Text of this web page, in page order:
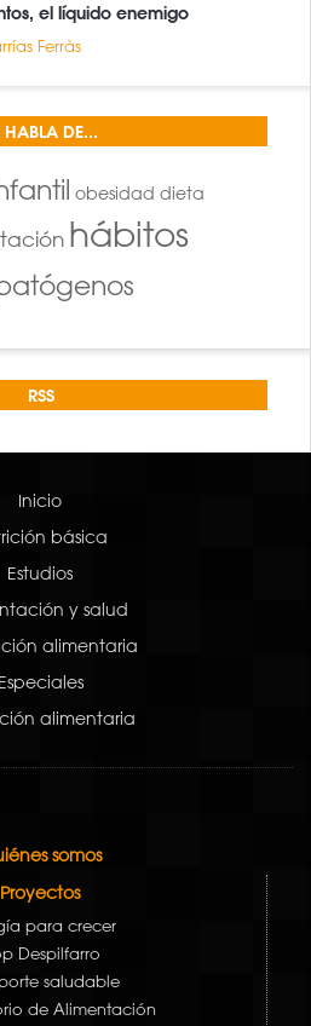
el líquido enemigo
Ferràs
HABLA DE...
obesidad dieta
hábitos
RSS
Inicio
básica
Estudios
y salud
alimentaria
Especiales
alimentaria
somos
Proyectos
para crecer
Despilfarro
saludable
de Alimentación